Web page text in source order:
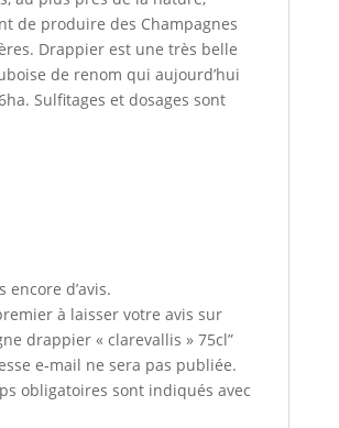
de produire des Champagnes
Drappier est une très belle
de renom qui aujourd’hui
Sulfitages et dosages sont
encore d’avis.
à laisser votre avis sur
drappier « clarevallis » 75cl”
e-mail ne sera pas publiée.
obligatoires sont indiqués avec